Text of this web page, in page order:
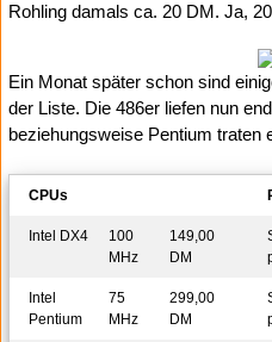
Rohling damals ca. 20 DM. Ja,
Ein Monat später schon sind
der Liste. Die 486er liefen nun
beziehungsweise Pentium traten
CPUs
Intel DX4
100
MHz
149,00
DM
Intel
Pentium
75
MHz
299,00
DM